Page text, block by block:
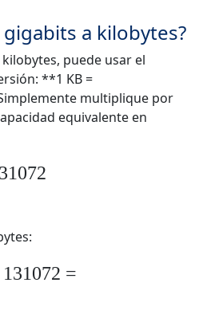
a kilobytes?
puede usar el
**1 KB =
multiplique por
equivalente en
=